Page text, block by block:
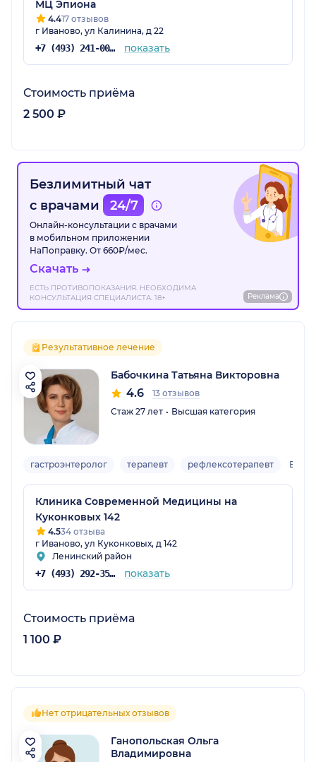
МЦ Эпиона
4.417 отзывов
г Иваново, ул Калинина, д 22
+7 (493) 241-00-36 показать
Стоимость приёма
2 500 ₽
Безлимитный чат
с врачами
24/7
Онлайн-консультации с врачами
в мобильном приложении
НаПоправку. От 660₽/мес.
Скачать
ЕСТЬ ПРОТИВОПОКАЗАНИЯ. НЕОБХОДИМА
КОНСУЛЬТАЦИЯ СПЕЦИАЛИСТА. 18+
Реклама
Результативное лечение
Бабочкина Татьяна Викторовна
4.6
13 отзывов
Стаж 27 лет
Высшая категория
гастроэнтеролог терапевт рефлексотерапевт
Клиника Современной Медицины на
Куконковых 142
4.534 отзыва
г Иваново, ул Куконковых, д 142
Ленинский район
+7 (493) 292-35-55 показать
Стоимость приёма
1 100 ₽
Нет отрицательных отзывов
Ганопольская Ольга
Владимировна